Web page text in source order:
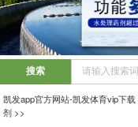
凯发app官方网站-凯发体育vip下载
剂 >>